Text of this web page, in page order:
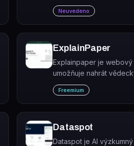
nemusíš hledat všude,
otázku a dostaneš
všechno zcela zdarma!
Neuvedeno
ExplainPaper
Explainpaper je
umožňuje nahrát
zvýrazněním
získat jednoduché
a pasáží.
Freemium
Dataspot
Dataspot je AI